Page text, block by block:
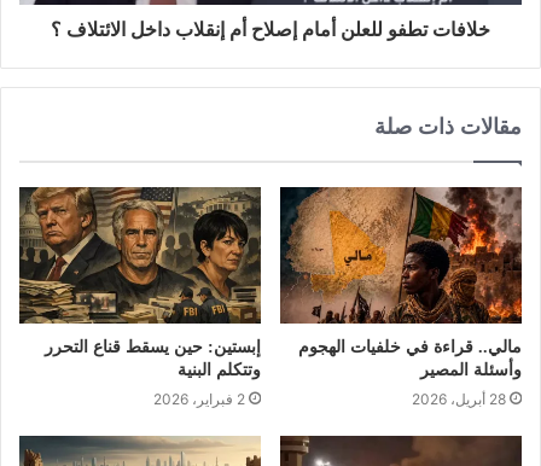
خلافات تطفو للعلن أمام إصلاح أم إنقلاب داخل الائتلاف ؟
مقالات ذات صلة
مالي.. قراءة في خلفيات الهجوم
وأسئلة المصير
28 أبريل، 2026
إبستين: حين يسقط قناع التحرر
وتتكلم البنية
2 فبراير، 2026